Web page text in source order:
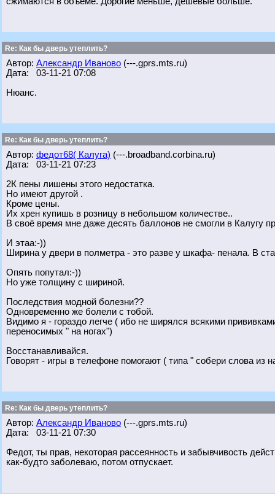
Re: Как бы дверь утеплить?
Автор: Александр Иваново (---.gprs.mts.ru)
Дата: 03-11-21 07:08
Нюанс.
Re: Как бы дверь утеплить?
Автор: федот68( Калуга) (---.broadband.corbina.ru)
Дата: 03-11-21 07:23
2К пены лишены этого недостатка.
Но имеют другой .
Кроме цены.
Их хрен купишь в розницу в небольшом количестве..
В своё время мне даже десять баллонов не смогли в Калугу
И этаа:-))
Ширина у двери в полметра - это разве у шкафа- пенала. В
Опять попутал:-))
Но уже толщину с шириной.
Последствия модной болезни??
Одновременно же болели с тобой.
Видимо я - гораздо легче ( ибо не ширялся всякими
переносимых " на ногах")
Восстанавливайся.
Говорят - игры в телефоне помогают ( типа " собери слова из
Re: Как бы дверь утеплить?
Автор: Александр Иваново (---.gprs.mts.ru)
Дата: 03-11-21 07:30
Федот, ты прав, некоторая рассеянность и забывчивость
как-будто заболеваю, потом отпускает.